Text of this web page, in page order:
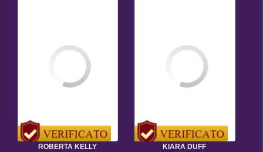
ROBERTA KELLY KIARA DUFF